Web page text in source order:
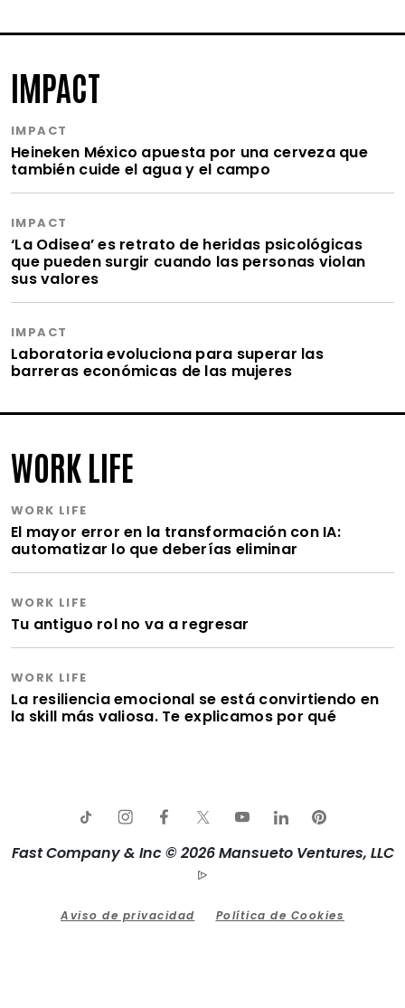
IMPACT
IMPACT
Heineken México apuesta por una cerveza que
también cuide el agua y el campo
IMPACT
‘La Odisea’ es retrato de heridas psicológicas
que pueden surgir cuando las personas violan
sus valores
IMPACT
Laboratoria evoluciona para superar las
barreras económicas de las mujeres
WORK LIFE
WORK LIFE
El mayor error en la transformación con IA:
automatizar lo que deberías eliminar
WORK LIFE
Tu antiguo rol no va a regresar
WORK LIFE
La resiliencia emocional se está convirtiendo en
la skill más valiosa. Te explicamos por qué
Fast Company & Inc © 2026 Mansueto Ventures, LLC
Aviso de privacidad Política de Cookies